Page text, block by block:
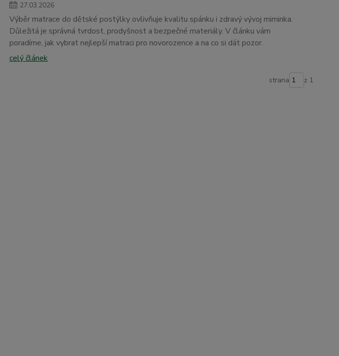
27.03.2026
Výběr matrace do dětské postýlky ovlivňuje kvalitu spánku i zdravý vývoj miminka.
Důležitá je správná tvrdost, prodyšnost a bezpečné materiály. V článku vám
poradíme, jak vybrat nejlepší matraci pro novorozence a na co si dát pozor.
celý článek
strana z 1